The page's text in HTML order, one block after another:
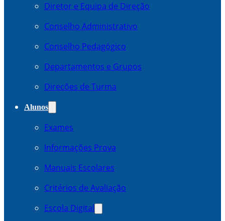
Diretor e Equipa de Direção
Conselho Administrativo
Conselho Pedagógico
Departamentos e Grupos
Direcões de Turma
Alunos
Exames
Informações Prova
Manuais Escolares
Critérios de Avaliação
Escola Digital